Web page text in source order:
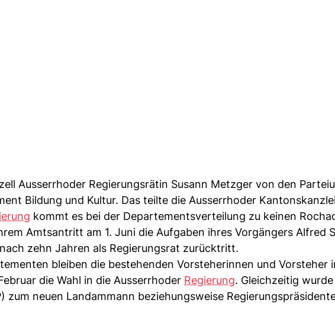
Ausserrhoder Regierungsrätin Susann Metzger von den
Bildung und Kultur. Das teilte die Ausserrhoder
kommt es bei der Departementsverteilung zu keinen
Amtsantritt am 1. Juni die Aufgaben ihres Vorgängers Alfred
zehn Jahren als Regierungsrat zurücktritt.
bleiben die bestehenden Vorsteherinnen und Vorsteher
die Wahl in die Ausserrhoder Regierung. Gleichzeitig
zum neuen Landammann beziehungsweise